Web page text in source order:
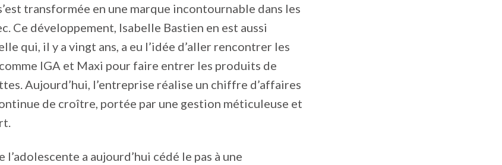
transformée en une marque incontournable dans les
Ce développement, Isabelle Bastien en est aussi
qui, il y a vingt ans, a eu l’idée d’aller rencontrer les
IGA et Maxi pour faire entrer les produits de
Aujourd’hui, l’entreprise réalise un chiffre d’affaires
de croître, portée par une gestion méticuleuse et
l’adolescente a aujourd’hui cédé le pas à une